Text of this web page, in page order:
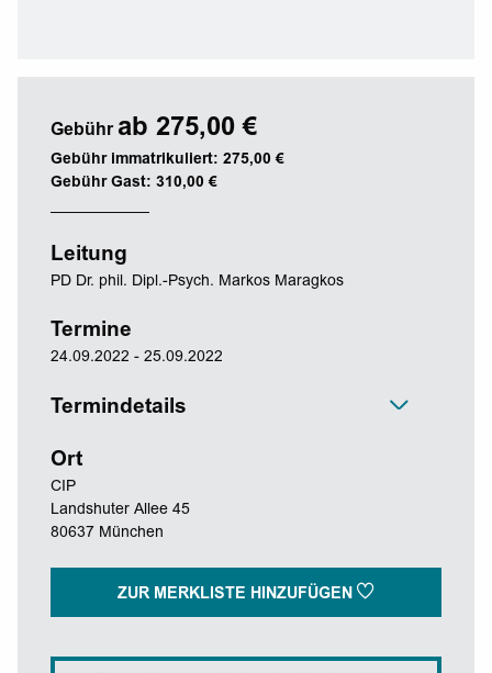
Gebühr ab 275,00 €
Gebühr immatrikuliert: 275,00 €
Gebühr Gast: 310,00 €
Leitung
PD Dr. phil. Dipl.-Psych. Markos Maragkos
Termine
24.09.2022 - 25.09.2022
Termindetails
Ort
CIP
Landshuter Allee 45
80637 München
ZUR MERKLISTE HINZUFÜGEN